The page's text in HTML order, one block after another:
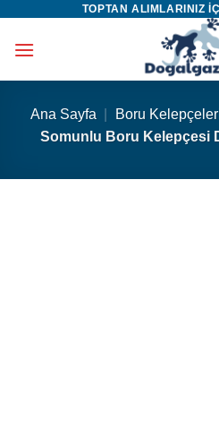
TOPTAN ALIMLARINIZ
Ana Sayfa Boru
Somunlu Boru Kelepçesi